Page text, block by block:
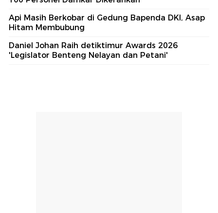
Api Masih Berkobar di Gedung Bapenda DKI, Asap
Hitam Membubung
Daniel Johan Raih detiktimur Awards 2026
'Legislator Benteng Nelayan dan Petani'